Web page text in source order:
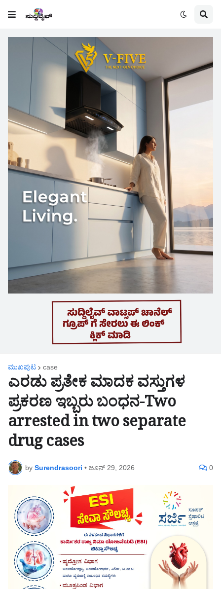
ಮುಖಪುಟ case
ಎರಡು ಪ್ರತೇಕ ಮಾದಕ ವಸ್ತುಗಳ
ಪ್ರಕರಣ ಇಬ್ಬರು ಬಂಧನ-Two
arrested in two separate
drug cases
by Surendrasoori • ಜೂನ್ 29, 2026 0